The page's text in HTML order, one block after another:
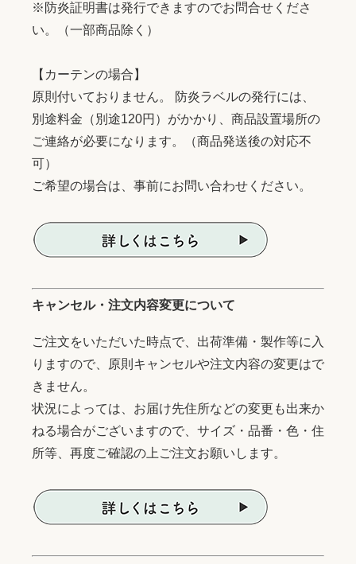
※防炎証明書は発行できますのでお問合せくださ
い。（一部商品除く）
【カーテンの場合】
原則付いておりません。 防炎ラベルの発行には、
別途料金（別途120円）がかかり、商品設置場所の
ご連絡が必要になります。（商品発送後の対応不
可）
ご希望の場合は、事前にお問い合わせください。
キャンセル・注文内容変更について
ご注文をいただいた時点で、出荷準備・製作等に入
りますので、原則キャンセルや注文内容の変更はで
きません。
状況によっては、お届け先住所などの変更も出来か
ねる場合がございますので、サイズ・品番・色・住
所等、再度ご確認の上ご注文お願いします。